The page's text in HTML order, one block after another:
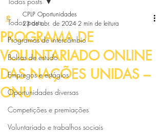
Todos posts
Programas de intercâmbio
Bolsas de estudo
Empregos e estágios
Oportunidades diversas
Competições e premiações
Voluntariado e trabalhos sociais
PROGRAMA DE
VOLUNTARIADO ONLINE
DAS NAÇÕES UNIDAS –
ONU
CPLP Oportunidades
23 de abr. de 2024 2 min de leitura